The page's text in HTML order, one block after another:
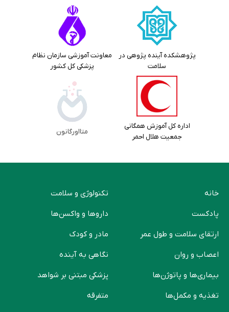
پژوهشکده آینده پژوهی در
سلامت
معاونت آموزشی سازمان نظام
پزشکی کل کشور
اداره کل آموزش همگانی
جمعیت هلال احمر
متااورگانون
خانه
پادکست
ارتقای سلامت و طول عمر
اعصاب و روان
بیماری‌ها و پاتوژن‌ها
تغذیه و مکمل‌ها
تکنولوژی و سلامت
دارو‌ها و واکسن‌ها
مادر و کودک
نگاهی به آینده
پزشکی مبتنی بر شواهد
متفرقه